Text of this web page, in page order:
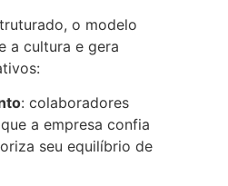
o modelo
a cultura e gera
: colaboradores
a empresa confia
seu equilíbrio de